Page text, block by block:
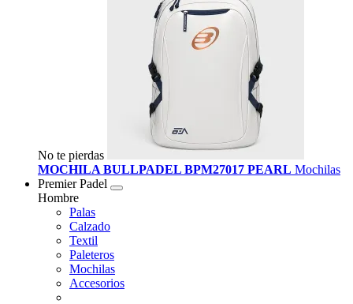
No te pierdas
MOCHILA BULLPADEL BPM27017 PEARL Mochilas
Premier Padel
Hombre
Palas
Calzado
Textil
Paleteros
Mochilas
Accesorios